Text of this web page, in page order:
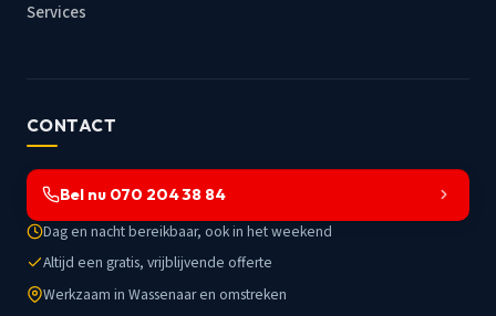
Services
CONTACT
Bel nu 070 204 38 84
Dag en nacht bereikbaar, ook in het weekend
Altijd een gratis, vrijblijvende offerte
Werkzaam in Wassenaar en omstreken